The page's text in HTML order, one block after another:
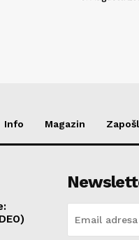
Info Magazin